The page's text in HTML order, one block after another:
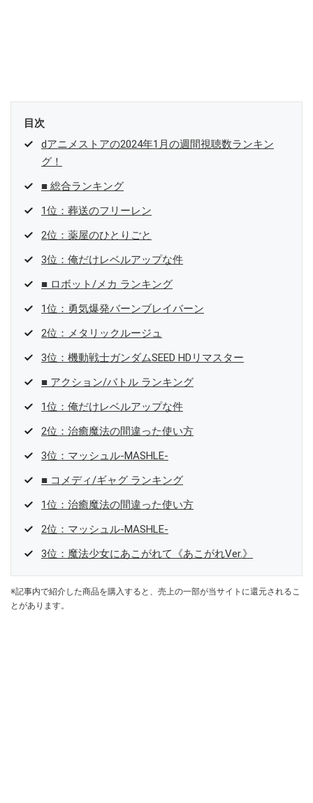
目次
dアニメストアの2024年1月の週間視聴数ランキン
グ！
■ 総合ランキング
1位：葬送のフリーレン
2位：薬屋のひとりごと
3位：俺だけレベルアップな件
■ ロボット/メカ ランキング
1位：勇気爆発バーンブレイバーン
2位：メタリックルージュ
3位：機動戦士ガンダムSEED HDリマスター
■ アクション/バトル ランキング
1位：俺だけレベルアップな件
2位：治癒魔法の間違った使い方
3位：マッシュル-MASHLE-
■ コメディ/ギャグ ランキング
1位：治癒魔法の間違った使い方
2位：マッシュル-MASHLE-
3位：魔法少女にあこがれて《あこがれVer.》
※記事内で紹介した商品を購入すると、売上の一部が当サイトに還元されるこ
とがあります。